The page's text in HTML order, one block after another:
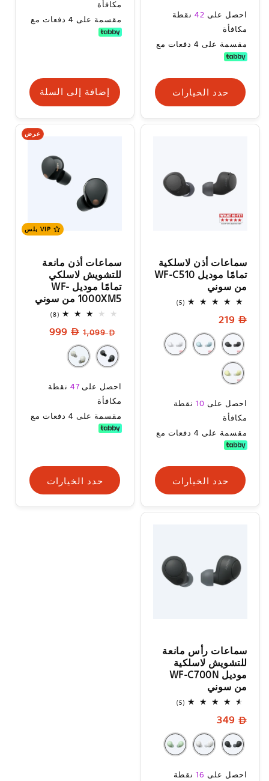
السعر
العادي
احصل على 42 نقطة
مكافأة
مقسمة على 4 دفعات مع
حدد الخيارات
البيع
مكافأة
مقسمة على 4 دفعات مع
إضافة إلى السلة
سماعات أذن لاسلكية
تمامًا موديل WF-C510
من سوني
(5)
5
السعر
العادي
السعر
العادي
احصل على 10 نقطة
مكافأة
مقسمة على 4 دفعات مع
حدد الخيارات
عرض
سماعات أذن مانعة
للتشويش لاسلكي
تمامًا موديل WF-
1000XM5 من سوني
(8)
8
المراجعات
السعر
العادي
1,099
سعر
البيع
سعر
البيع
احصل على 47 نقطة
مكافأة
مقسمة على 4 دفعات مع
حدد الخيارات
سماعات رأس مانعة
للتشويش لاسلكية
موديل WF-C700N
من سوني
(5)
5
السعر
العادي
السعر
احصل على 16 نقطة